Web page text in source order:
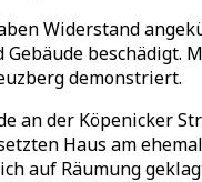
Widerstand
demonstriert.
an der Köpenicker
Haus am
auf Räumung